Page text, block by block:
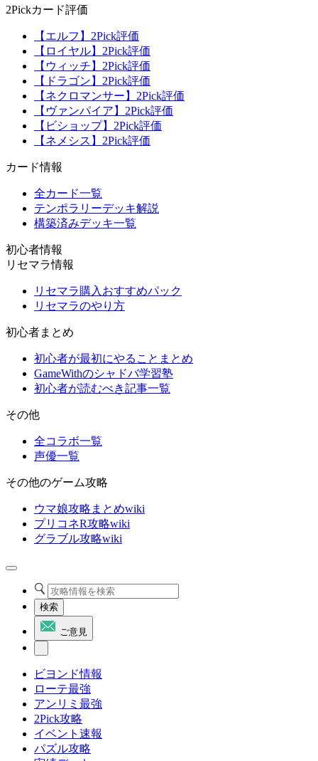
2Pickカード評価
【エルフ】2Pick評価
【ロイヤル】2Pick評価
【ウィッチ】2Pick評価
【ドラゴン】2Pick評価
【ネクロマンサー】2Pick評価
【ヴァンパイア】2Pick評価
【ビショップ】2Pick評価
【ネメシス】2Pick評価
カード情報
全カード一覧
テンポラリーデッキ解説
構築済みデッキ一覧
初心者情報
リセマラ情報
リセマラ購入おすすめパック
リセマラのやり方
初心者まとめ
初心者が最初にやることまとめ
GameWithのシャドバ学習塾
初心者が読むべき記事一覧
その他
全コラボ一覧
声優一覧
その他のゲーム攻略
ウマ娘攻略まとめwiki
プリコネR攻略wiki
グラブル攻略wiki
検索
ご意見
ビヨンド情報
ローテ最強
アンリミ最強
2Pick攻略
イベント速報
パズル攻略